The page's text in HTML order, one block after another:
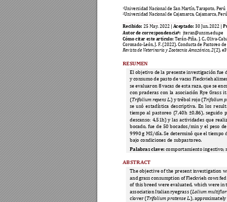
1Universidad Nacional de San Martín, Tarapoto, Perú
2Universidad Nacional de Cajamarca, Cajamarca,
Recibido: 25 May. 2022 | Aceptado: 30 Jun. 2022 |
Autor de correspondencia*: jteran@unsm.edu.pe
Cómo citar este artículo: Terán-Piña, J. C., Oliva-
Coronado-León, J. F. (2022). Conducta de Pastoreo
Revista de Veterinaria y Zootecnia Amazónica, 2(2),
RESUMEN
El objetivo de la presente investigación fue
y consumo de pasto de vacas Fleckvieh
se evaluaron 8 vacas de esta raza, que se
con praderas con la asociación Rye Grass
(Trifolium repens L.) y trébol rojo (Trifolium
se usó estadística descriptiva. En los
tiempo al pastoreo (7,40h ±0,86), seguido
descanso: 4,51h) y las actividades que real
bocado, fue de 50 bocados/min y el peso
9990 g MS/día. Se determinó que el tiempo
bajo condiciones de subpastoreo.
Palabras clave: comportamiento ingestivo;
ABSTRACT
The objective of the present investigation
and grass consumption of Fleckvieh cows
of this breed were evaluated, which were in
association Italian ryegrass (Lolium m
clover (Trifolium pratense L.),